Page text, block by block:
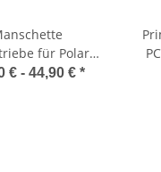
für Polaris
alle€ - 44,90 € *